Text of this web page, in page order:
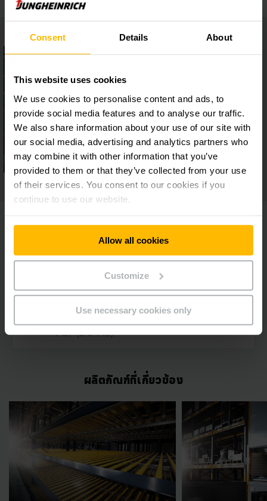
Consent Details About
This website uses cookies
We use cookies to personalise content and ads, to
provide social media features and to analyse our traffic.
We also share information about your use of our site with
our social media, advertising and analytics partners who
may combine it with other information that you’ve
provided to them or that they’ve collected from your use
of their services. You consent to our cookies if you
continue to use our website.
Allow all cookies
Customize
Use necessary cookies only
ดาวน์โหลด
Fachbodenregal-
04.pdf
PDF(2.5 MB)
ผลิตภัณฑ์ที่เกี่ยวข้อง